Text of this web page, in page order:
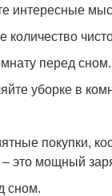
интересные
количество
перед
уборке в
покупки,
это мощный
сном.